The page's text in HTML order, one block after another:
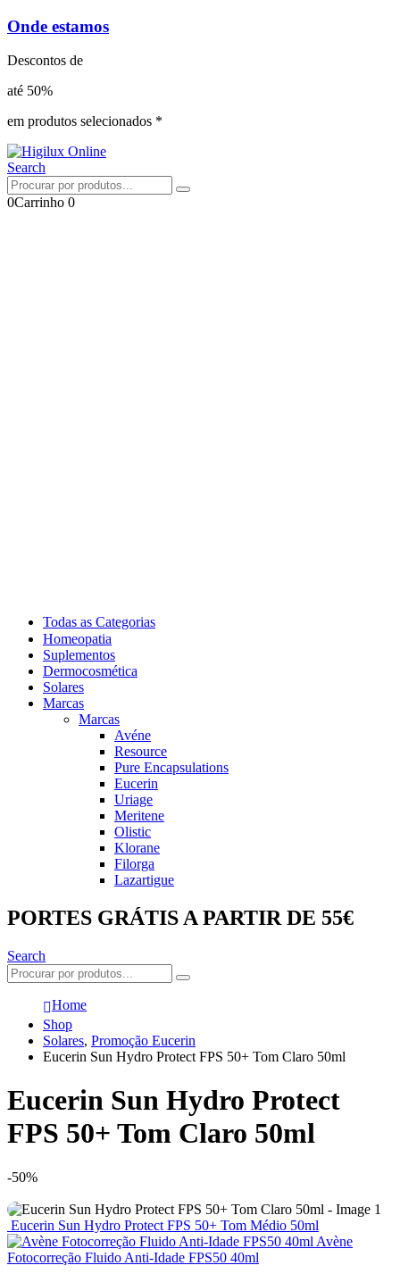
Onde estamos
Descontos de
até 50%
em produtos selecionados *
Search
0Carrinho 0
Todas as Categorias
Homeopatia
Suplementos
Dermocosmética
Solares
Marcas
Marcas
Avéne
Resource
Pure Encapsulations
Eucerin
Uriage
Meritene
Olistic
Klorane
Filorga
Lazartigue
PORTES GRÁTIS A PARTIR DE 55€
Search
Home
Shop
Solares, Promoção Eucerin
Eucerin Sun Hydro Protect FPS 50+ Tom Claro 50ml
Eucerin Sun Hydro Protect
FPS 50+ Tom Claro 50ml
-50%
Eucerin Sun Hydro Protect FPS 50+ Tom Médio 50ml
Avène
Fotocorreção Fluido Anti-Idade FPS50 40ml